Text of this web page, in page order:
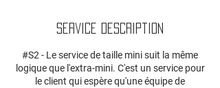
Service Description
#S2 - Le service de taille mini suit la même
logique que l'extra-mini. C'est un service pour
le client qui espère qu'une équipe de